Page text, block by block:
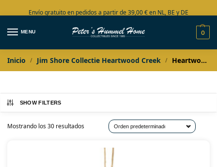
Envío gratuito en pedidos a partir de 39,00 € en NL, BE y DE
Amplia colección en stock
MENU 0
Inicio / Jim Shore Collectie Heartwood Creek / Heartwood Creek ornamenten
SHOW FILTERS
Mostrando los 30 resultados